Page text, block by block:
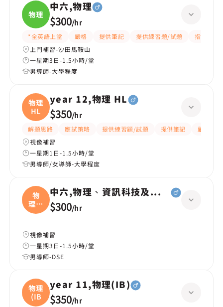
物理
中六,物理
$300/hr
*全英語上堂 嚴格 提供筆記 提供練習題/試題
指導功課
上門補習-沙田馬鞍山
一星期3日-1.5小時/堂
男導師-大學程度
物理
HL
year 12,物理 HL
$350/hr
解題思路 應試策略 提供練習題/試題 提供筆記 嚴格
視像補習
一星期1日-1.5小時/堂
男導師/女導師-大學程度
物
理、
資訊
中六,物理、資訊科技及通訊（ICT）、
$300/hr
視像補習
一星期3日-1.5小時/堂
男導師-DSE
物理
(IB
year 11,物理(IB)
$350/hr